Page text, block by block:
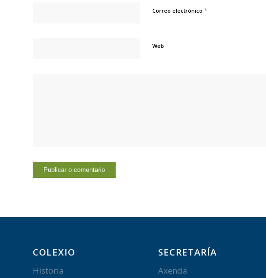
Correo electrónico *
Web
COLEXIO
Historia
SECRETARÍA
Axenda